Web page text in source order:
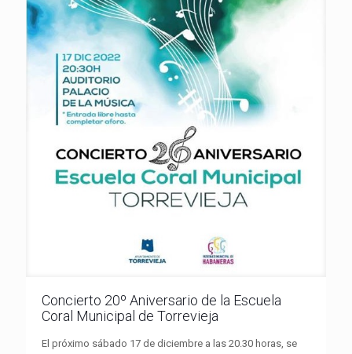
Concierto 20º Aniversario de la Escuela
Coral Municipal de Torrevieja
El próximo sábado 17 de diciembre a las 20.30 horas, se